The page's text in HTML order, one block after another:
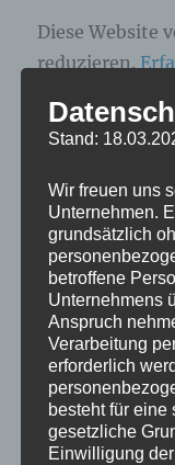
Diese Website
reduzieren.
Stand:
Wir freuen uns
Unternehmen.
grundsätzlich
betroffene
Unternehmens
Anspruch
Verarbeitung
erforderlich
besteht für eine
gesetzliche
Einwilligung